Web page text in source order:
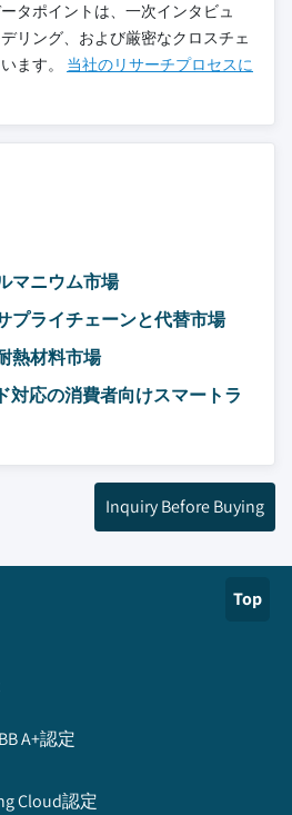
タポイントは、一次インタビュ
リング、および厳密なクロスチェ
ます。 当社のリサーチプロセスに
マニウム市場
プライチェーンと代替市場
熱材料市場
対応の消費者向けスマートラ
Inquiry Before Buying
Top
A+認定
Cloud認定